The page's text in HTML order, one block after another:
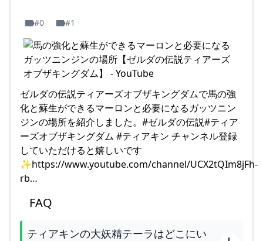
#0 #1
ゼルダの伝説ティアーズオブザキングダムで馬の強
化と蘇生ができるマーロンと必要になるガッツニン
ジンの場所を紹介しました。#ゼルダの伝説#ティア
ーズオブザキングダム #ティアキン チャンネル登録
していただけると嬉しいです
✨https://www.youtube.com/channel/UCX2tQIm8jFh-
rb…
FAQ
ティアキンの大妖精テーラはどこにい